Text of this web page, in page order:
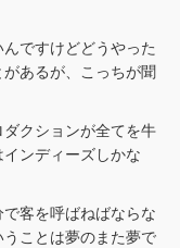
ですけどどうやった
あるが、こっちが聞
クションが全てを牛
ンディーズしかな
客を呼ばねばならな
ことは夢のまた夢で